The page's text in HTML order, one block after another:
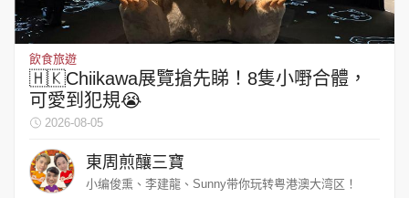
飲食旅遊
🇭🇰Chiikawa展覽搶先睇！8隻小嘢合體，
可愛到犯規😭
2026-08-05
東周煎釀三寶
小编俊熏、李建龍、Sunny带你玩转粤港澳大湾区！